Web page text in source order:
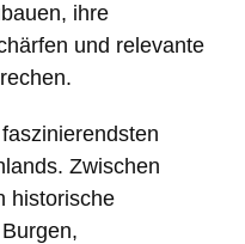
ihre
und relevante
Zwischen
historische